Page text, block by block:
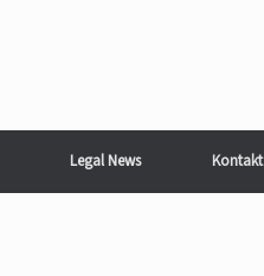
Legal News Kontakt